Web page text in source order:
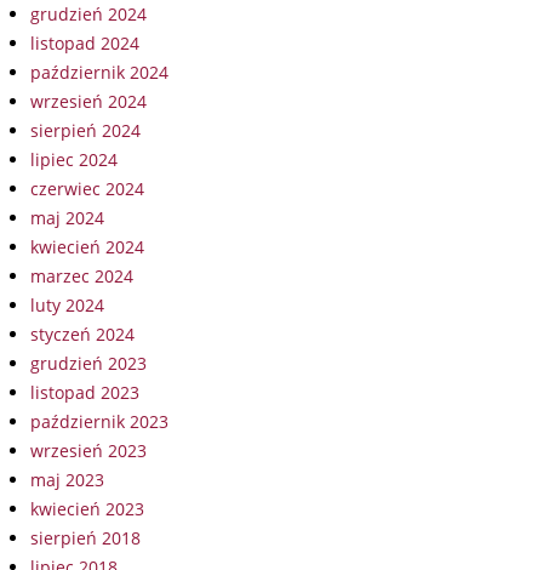
grudzień 2024
listopad 2024
październik 2024
wrzesień 2024
sierpień 2024
lipiec 2024
czerwiec 2024
maj 2024
kwiecień 2024
marzec 2024
luty 2024
styczeń 2024
grudzień 2023
listopad 2023
październik 2023
wrzesień 2023
maj 2023
kwiecień 2023
sierpień 2018